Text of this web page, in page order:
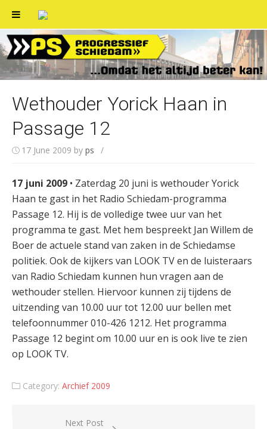
Skip
to
content
Wethouder Yorick Haan in
Passage 12
17 June 2009 by ps /
17 juni 2009 • Zaterdag 20 juni is wethouder Yorick
Haan te gast in het Radio Schiedam-programma
Passage 12. Hij is de volledige twee uur van het
programma te gast. Met hem bespreekt Jan Willem de
Boer de actuele stand van zaken in de Schiedamse
politiek. Ook de kijkers van LOOK TV en de luisteraars
van Radio Schiedam kunnen hun vragen aan de
wethouder stellen. Hiervoor kunnen zij tijdens de
uitzending van 10.00 uur tot 12.00 uur bellen met
telefoonnummer 010-426 1212. Het programma
Passage 12 begint om 10.00 uur en is ook live te zien
op LOOK TV.
Category: Archief 2009
Next Post